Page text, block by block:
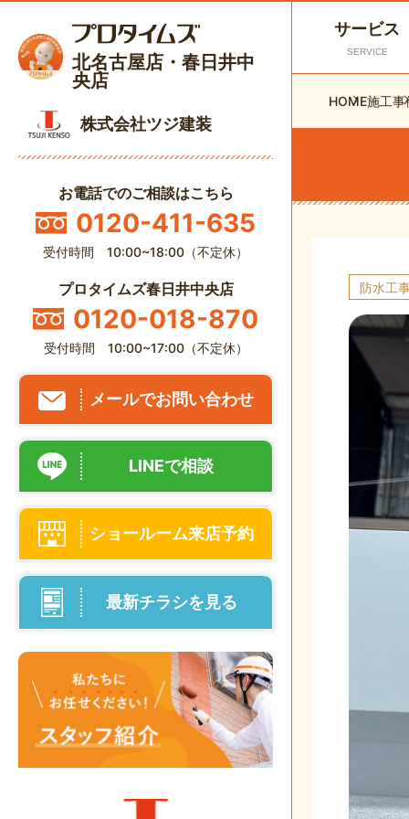
北名古屋店・春日井中
央店
株式会社ツジ建装
お電話でのご相談はこちら
0120-411-635
受付時間 10:00~18:00（不定休）
プロタイムズ春日井中央店
0120-018-870
受付時間 10:00~17:00（不定休）
メールでお問い合わせ
LINEで相談
ショールーム来店予約
最新チラシを見る
サービス
SERVICE
HOME施工事
防水工